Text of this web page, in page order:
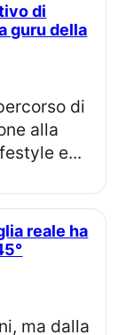
guru della
alla
e...